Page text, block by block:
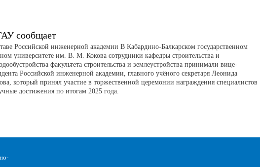
сообщает
Российской инженерной академии В Кабардино-Балкарском государственном
университете им. В. М. Кокова сотрудники кафедры строительства и
факультета строительства и землеустройства принимали вице-
Российской инженерной академии, главного учёного секретаря Леонида
который принял участие в торжественной церемонии награждения специалистов
достижения по итогам 2025 года.